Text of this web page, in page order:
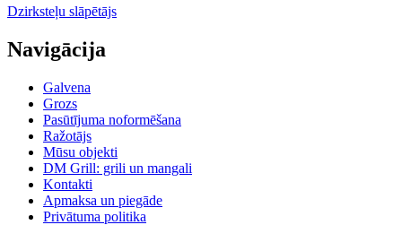
Dzirksteļu slāpētājs
Navigācija
Galvena
Grozs
Pasūtījuma noformēšana
Ražotājs
Mūsu objekti
DM Grill: grili un mangali
Kontakti
Apmaksa un piegāde
Privātuma politika